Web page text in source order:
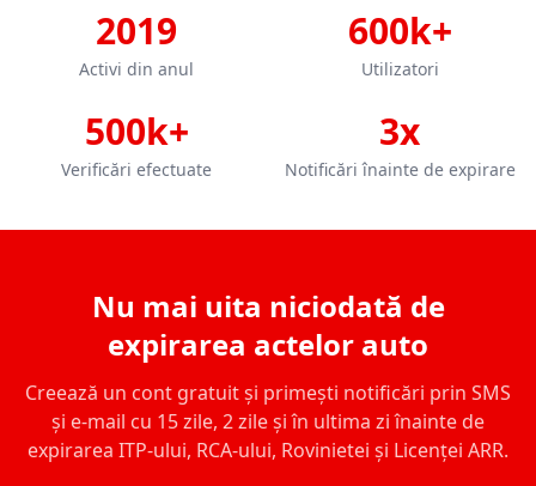
2019
Activi din anul
600k+
Utilizatori
500k+
Verificări efectuate
3x
Notificări înainte de expirare
Nu mai uita niciodată de
expirarea actelor auto
Creează un cont gratuit și primești notificări prin SMS
și e-mail cu 15 zile, 2 zile și în ultima zi înainte de
expirarea ITP-ului, RCA-ului, Rovinietei și Licenței ARR.